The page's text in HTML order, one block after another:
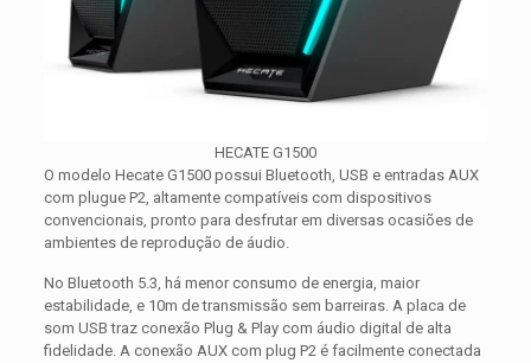
HECATE G1500
O modelo Hecate G1500 possui Bluetooth, USB e entradas AUX
com plugue P2, altamente compatíveis com dispositivos
convencionais, pronto para desfrutar em diversas ocasiões de
ambientes de reprodução de áudio.
No Bluetooth 5.3, há menor consumo de energia, maior
estabilidade, e 10m de transmissão sem barreiras. A placa de
som USB traz conexão Plug & Play com áudio digital de alta
fidelidade. A conexão AUX com plug P2 é facilmente conectada